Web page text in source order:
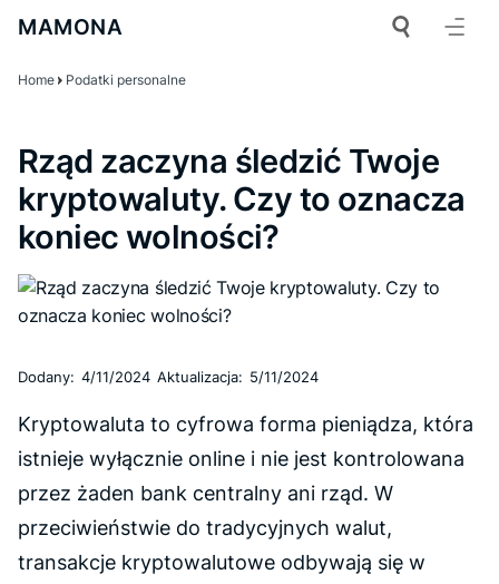
MAMONA
Home Podatki personalne
Rząd zaczyna śledzić Twoje
kryptowaluty. Czy to oznacza
koniec wolności?
Dodany: 4/11/2024 Aktualizacja: 5/11/2024
Kryptowaluta to cyfrowa forma pieniądza, która
istnieje wyłącznie online i nie jest kontrolowana
przez żaden bank centralny ani rząd. W
przeciwieństwie do tradycyjnych walut,
transakcje kryptowalutowe odbywają się w